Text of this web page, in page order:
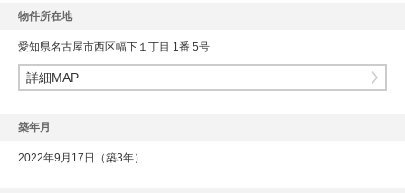
物件所在地
愛知県名古屋市西区幅下１丁目 1番 5号
詳細MAP
築年月
2022年9月17日（築3年）